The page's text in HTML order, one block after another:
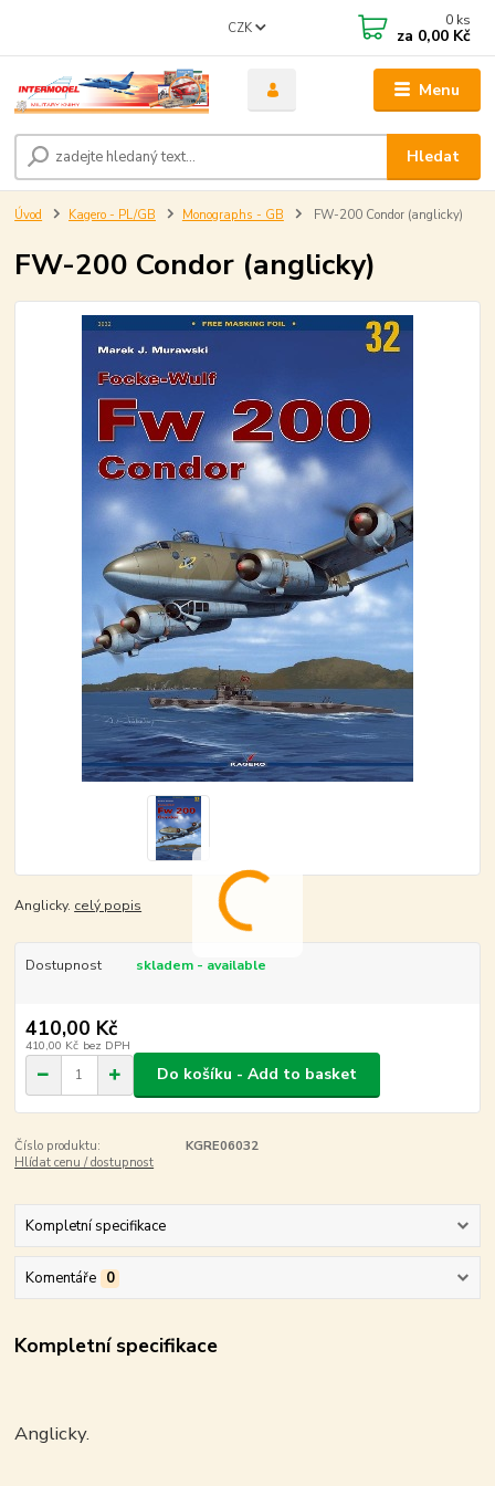
Menu
CZK
Hledat
0 ks
za 0,00 Kč
Úvod Kagero - PL/GB Monographs - GB FW-200 Condor (anglicky)
FW-200 Condor (anglicky)
Anglicky. celý popis
Dostupnost skladem - available
410,00 Kč
410,00 Kč bez DPH
Do košíku - Add to basket
Číslo produktu:
KGRE06032
Hlídat cenu / dostupnost
Kompletní specifikace
Komentáře 0
Kompletní specifikace
Anglicky.